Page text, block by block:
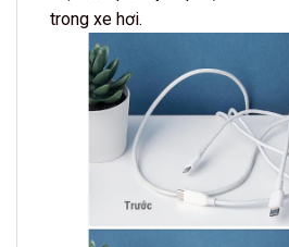
trong xe hơi.